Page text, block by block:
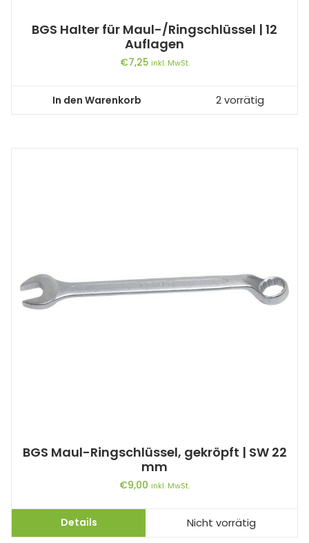
BGS Halter für Maul-/Ringschlüssel | 12
Auflagen
€7,25 inkl. MwSt.
In den Warenkorb 2 vorrätig
BGS Maul-Ringschlüssel, gekröpft | SW 22
mm
€9,00 inkl. MwSt.
Details Nicht vorrätig